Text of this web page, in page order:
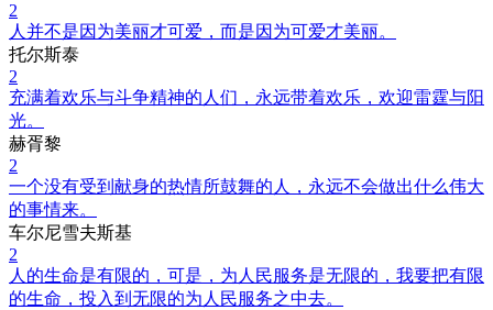
2
人并不是因为美丽才可爱，而是因为可爱才美丽。
托尔斯泰
2
充满着欢乐与斗争精神的人们，永远带着欢乐，欢迎雷霆与阳
光。
赫胥黎
2
一个没有受到献身的热情所鼓舞的人，永远不会做出什么伟大
的事情来。
车尔尼雪夫斯基
2
人的生命是有限的，可是，为人民服务是无限的，我要把有限
的生命，投入到无限的为人民服务之中去。